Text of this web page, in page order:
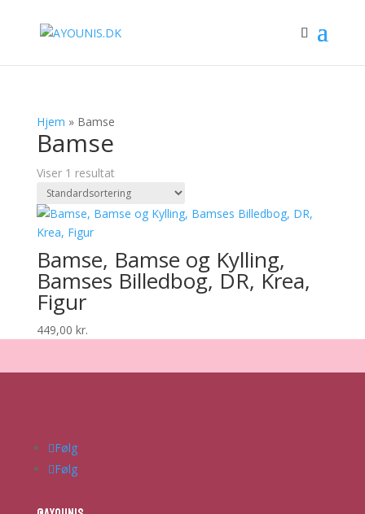
Hjem » Bamse
Bamse
Viser 1 resultat
Bamse, Bamse og Kylling,
Bamses Billedbog, DR, Krea,
Figur
449,00 kr.
Følg
Følg